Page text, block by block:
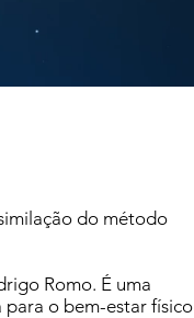
do método
Romo. É uma
para o bem-estar físico